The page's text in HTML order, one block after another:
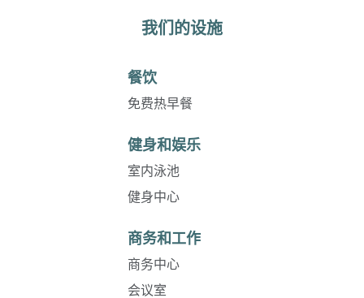
我们的设施
餐饮
免费热早餐
健身和娱乐
室内泳池
健身中心
商务和工作
商务中心
会议室